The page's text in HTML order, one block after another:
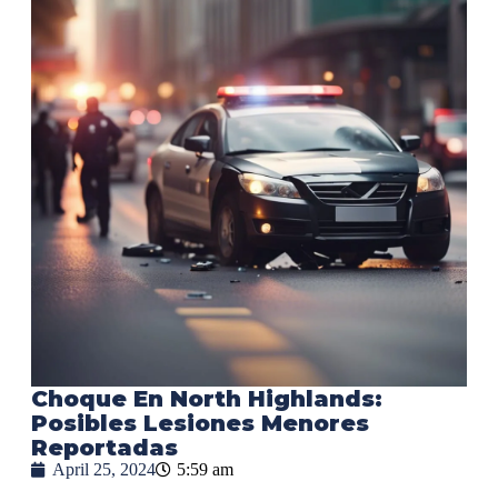
Choque En North Highlands:
Posibles Lesiones Menores
Reportadas
April 25, 2024 5:59 am